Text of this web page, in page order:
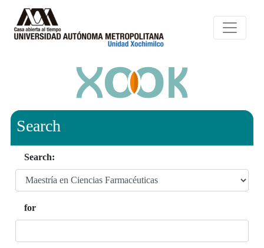
Search
Search:
for